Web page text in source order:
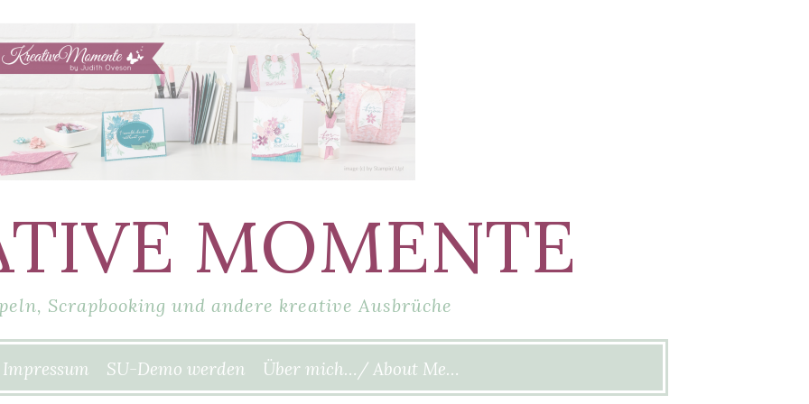
MOMENTE
Scrapbooking und andere kreative Ausbrüche
Impressum SU-Demo werden Über mich…/ About Me…